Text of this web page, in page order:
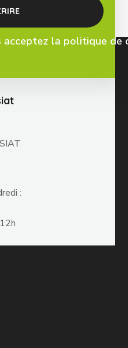
acceptez la politique
: